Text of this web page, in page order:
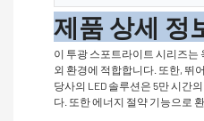
제품 상세 정
이 투광 스포트라이트 시리즈는
외 환경에 적합합니다. 또한, 뛰
당사의 LED 솔루션은 5만 시간
다. 또한 에너지 절약 기능으로